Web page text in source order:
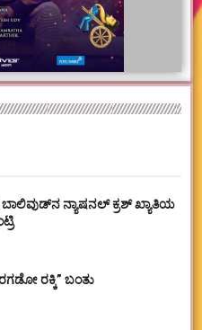
ನ್ಯಾಷನಲ್ ಕ್ರಶ್ ಖ್ಯಾತಿಯ
ರಕ್ಕಿ” ಬಂತು